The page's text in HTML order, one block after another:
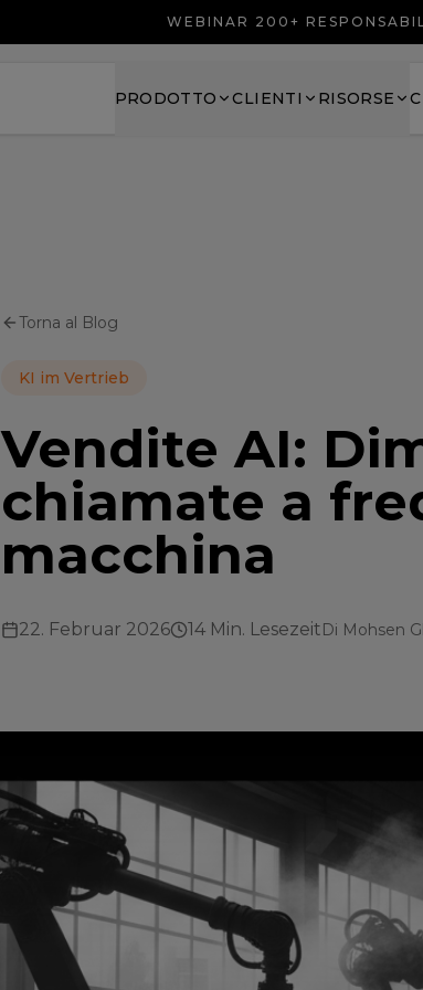
WEBINAR 200+
PRODOTTO CLIENTI RISORSE
Torna al Blog
KI im Vertrieb
Vendite AI:
chiamate a
macchina
22. Februar 2026 14 Min. LesezeitDi Mohsen